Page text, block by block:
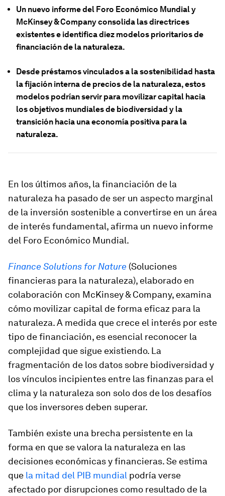
Un nuevo informe del Foro Económico Mundial y
McKinsey & Company consolida las directrices
existentes e identifica diez modelos prioritarios de
financiación de la naturaleza.
Desde préstamos vinculados a la sostenibilidad hasta
la fijación interna de precios de la naturaleza, estos
modelos podrían servir para movilizar capital hacia
los objetivos mundiales de biodiversidad y la
transición hacia una economía positiva para la
naturaleza.
En los últimos años, la financiación de la
naturaleza ha pasado de ser un aspecto marginal
de la inversión sostenible a convertirse en un área
de interés fundamental, afirma un nuevo informe
del Foro Económico Mundial.
Finance Solutions for Nature (Soluciones
financieras para la naturaleza), elaborado en
colaboración con McKinsey & Company, examina
cómo movilizar capital de forma eficaz para la
naturaleza. A medida que crece el interés por este
tipo de financiación, es esencial reconocer la
complejidad que sigue existiendo. La
fragmentación de los datos sobre biodiversidad y
los vínculos incipientes entre las finanzas para el
clima y la naturaleza son solo dos de los desafíos
que los inversores deben superar.
También existe una brecha persistente en la
forma en que se valora la naturaleza en las
decisiones económicas y financieras. Se estima
que la mitad del PIB mundial podría verse
afectado por disrupciones como resultado de la